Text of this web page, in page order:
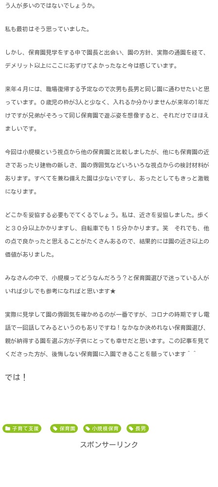
う人が多いのではないでしょうか。
私も最初はそう思っていました。
しかし、保育園見学をする中で園長と出会い、園の方針、実際の通園を経て、
デメリット以上にここにあずけてよかったなと今は感じています。
来年４月には、職場復帰する予定なので次男も長男と同じ園に通わせたいと思
っています。０歳児の枠が3人と少なく、入れるか分かりませんが来年の1年だ
けですが兄弟がそろって同じ保育園で遊ぶ姿を想像すると、それだけでほほえ
ましいです。
今回は小規模という視点から他の保育園と比較しましたが、他にも保育園の近
さであったり建物の新しさ、園の雰囲気などいろいろな視点からの検討材料が
あります。すべてを兼ね備えた園は少ないですし、あったとしてもきっと激戦
になります。
どこかを妥協する必要もでてくるでしょう。私は、近さを妥協しました。歩く
と３０分以上かかりますし、自転車でも１５分かかります。笑 それでも、他
の点で良かったと思えることがたくさんあるので、結果的には園の近さ以上の
価値がありました。
みなさんの中で、小規模ってどうなんだろう？と保育園選びで迷っている人が
いれば少しでも参考になればと思います★
実際に見学して園の雰囲気を確かめるのが一番ですが、コロナの時期ですし電
話で一回話してみるというのもありですね！なかなか決めれない保育園選び、
親が納得する園を選ぶ方が子供にとっても幸せだと思います。この記事を見て
くださった方が、後悔しない保育園に入園できることを願っています＾＾
では！
子育て支援 保育園 小規模保育 長男
スポンサーリンク